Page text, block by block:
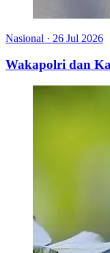
Nasional · 26 Jul 2026
Wakapolri dan